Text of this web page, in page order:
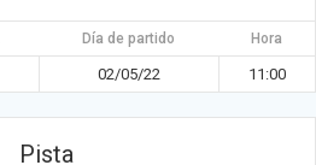
Día de partido Hora
02/05/22 11:00
Pista